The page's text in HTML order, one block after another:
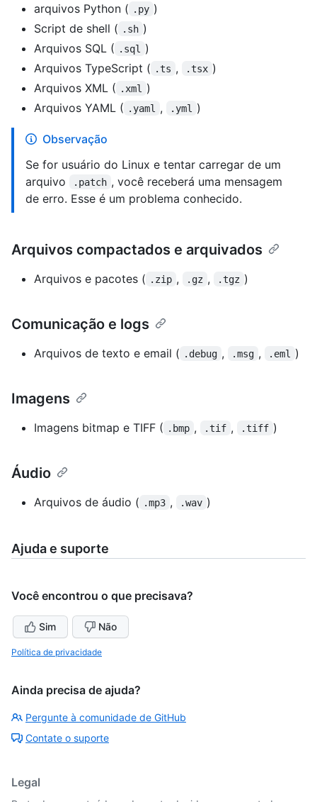
arquivos Python ( .py )
Script de shell ( .sh )
Arquivos SQL ( .sql
)
Arquivos TypeScript ( .ts , .tsx )
Arquivos XML ( .xml
)
Arquivos YAML ( .yaml , .yml )
Observação
Se for usuário do Linux e tentar carregar de um
arquivo
.patch , você receberá uma mensagem
de erro. Esse é um problema conhecido.
Arquivos compactados e arquivados
Arquivos e pacotes ( .zip , .gz , .tgz )
Comunicação e logs
Arquivos de texto e email ( .debug , .msg , .eml )
Imagens
Imagens bitmap e TIFF ( .bmp , .tif , .tiff )
Áudio
Arquivos de áudio ( .mp3 , .wav )
Ajuda e suporte
Você encontrou o que precisava?
Sim Não
Política de privacidade
Ainda precisa de ajuda?
Pergunte à comunidade de GitHub
Contate o suporte
Legal